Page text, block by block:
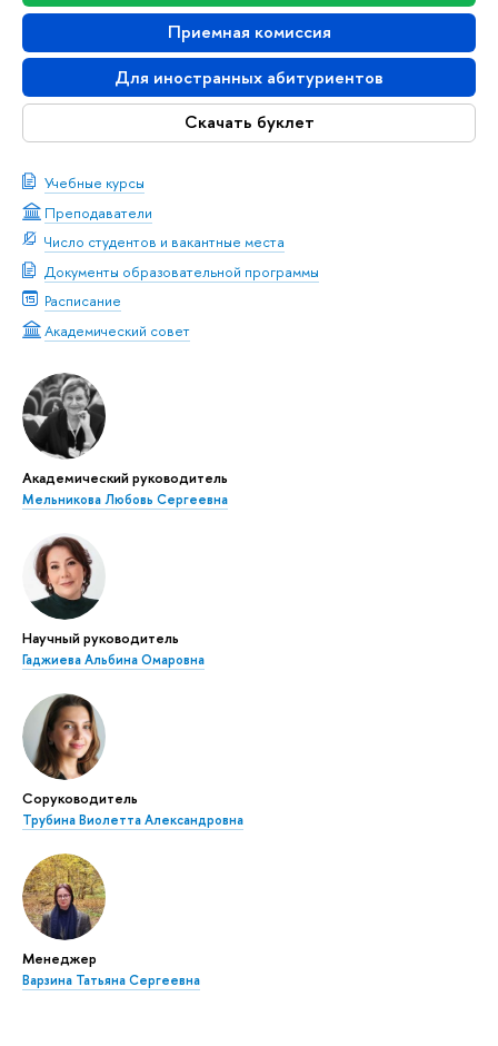
Приемная комиссия
Для иностранных абитуриентов
Скачать буклет
Учебные курсы
Преподаватели
Число студентов и вакантные места
Документы образовательной программы
Расписание
Академический совет
Академический руководитель
Мельникова Любовь Сергеевна
Научный руководитель
Гаджиева Альбина Омаровна
Соруководитель
Трубина Виолетта Александровна
Менеджер
Варзина Татьяна Сергеевна